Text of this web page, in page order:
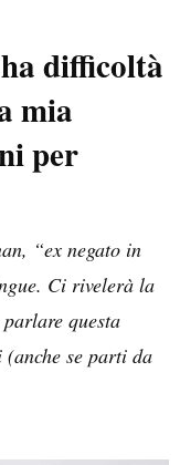
difficoltà
mia
per
“ex negato in
Ci rivelerà la
questa
se parti da